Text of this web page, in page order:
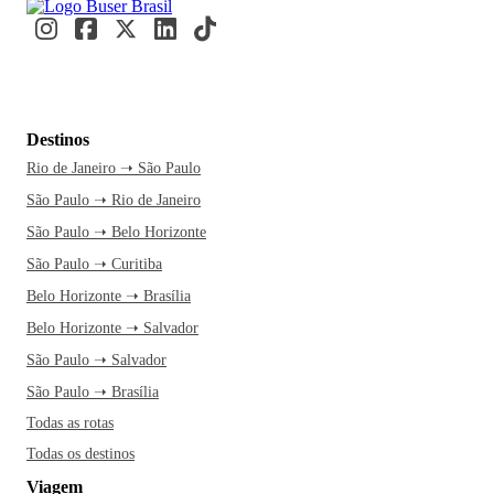
Destinos
Rio de Janeiro ➝ São Paulo
São Paulo ➝ Rio de Janeiro
São Paulo ➝ Belo Horizonte
São Paulo ➝ Curitiba
Belo Horizonte ➝ Brasília
Belo Horizonte ➝ Salvador
São Paulo ➝ Salvador
São Paulo ➝ Brasília
Todas as rotas
Todas os destinos
Viagem